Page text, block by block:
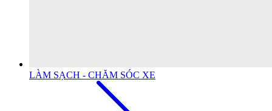
LÀM SẠCH - CHĂM SÓC XE